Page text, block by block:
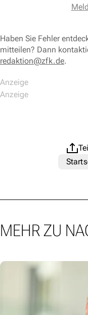
Haben Sie Fehler
mitteilen? Dann
redaktion@zfk.de.
MEHR ZU